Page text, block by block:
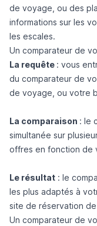
de voyage, ou des
informations sur les
les escales.
Un comparateur de
La requête : vous
du comparateur de
de voyage, ou votre
La comparaison : le
simultanée sur
offres en fonction de
Le résultat : le
les plus adaptés à
site de réservation
Un comparateur de